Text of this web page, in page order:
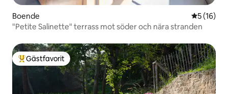
Boende 5 av 5 i
5 (16)
"Petite Salinette" terrass mot söder och nära stranden
Populär gästfavorit
Gästfavorit